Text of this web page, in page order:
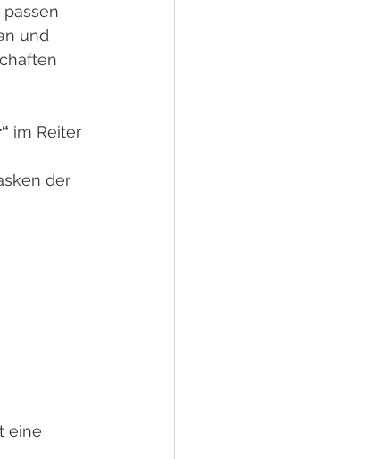
und
im Reiter
der
eine